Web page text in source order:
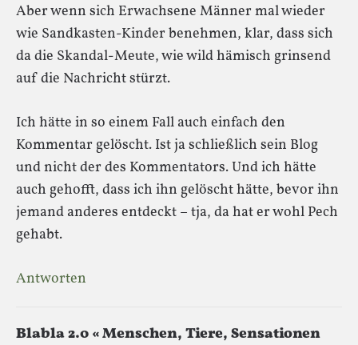
Aber wenn sich Erwachsene Männer mal wieder
wie Sandkasten-Kinder benehmen, klar, dass sich
da die Skandal-Meute, wie wild hämisch grinsend
auf die Nachricht stürzt.
Ich hätte in so einem Fall auch einfach den
Kommentar gelöscht. Ist ja schließlich sein Blog
und nicht der des Kommentators. Und ich hätte
auch gehofft, dass ich ihn gelöscht hätte, bevor ihn
jemand anderes entdeckt – tja, da hat er wohl Pech
gehabt.
Antworten
Blabla 2.0 « Menschen, Tiere, Sensationen